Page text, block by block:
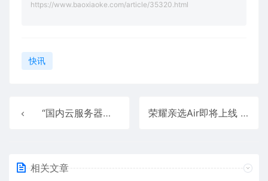
https://www.baoxiaoke.com/article/35320.html
快讯
“国内云服务器哪家好 ”——企业真正要选的是能跑稳 3—5 年的架构底座 荣耀亲选Air即将上线 对比哈趣H3才知谁是真性价比之王！
相关文章